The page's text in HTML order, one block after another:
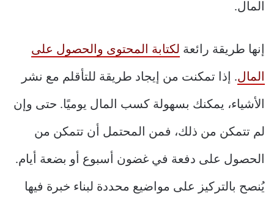
المال.
إنها طريقة رائعة لكتابة المحتوى والحصول على
المال. إذا تمكنت من إيجاد طريقة للتأقلم مع نشر
الأشياء، يمكنك بسهولة كسب المال يوميًا. حتى وإن
لم تتمكن من ذلك، فمن المحتمل أن تتمكن من
الحصول على دفعة في غضون أسبوع أو بضعة أيام.
يُنصح بالتركيز على مواضيع محددة لبناء خبرة فيها